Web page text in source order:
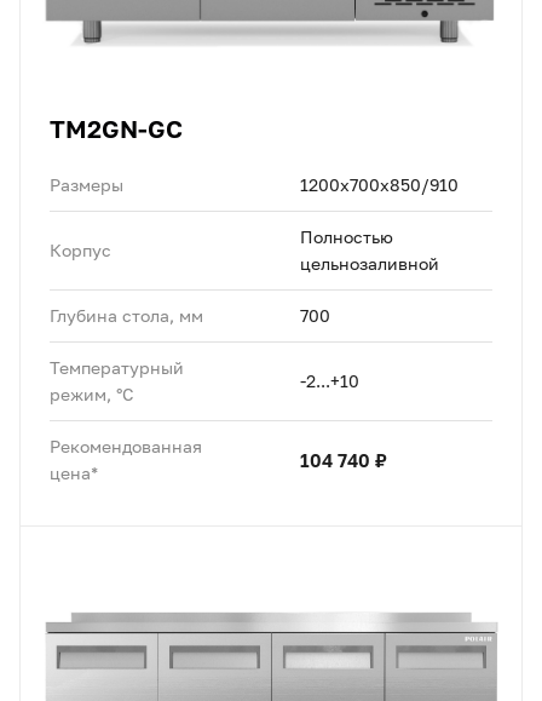
TM2GN-GC
Размеры 1200х700х850/910
Корпус
Полностью
цельнозаливной
Глубина стола, мм 700
Температурный
режим, °C
-2...+10
Рекомендованная
цена*
104 740 ₽